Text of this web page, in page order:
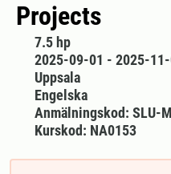
Projects
7.5 hp
2025-09-01 - 2025-
Uppsala
Engelska
Anmälningskod: SLU-
Kurskod: NA0153